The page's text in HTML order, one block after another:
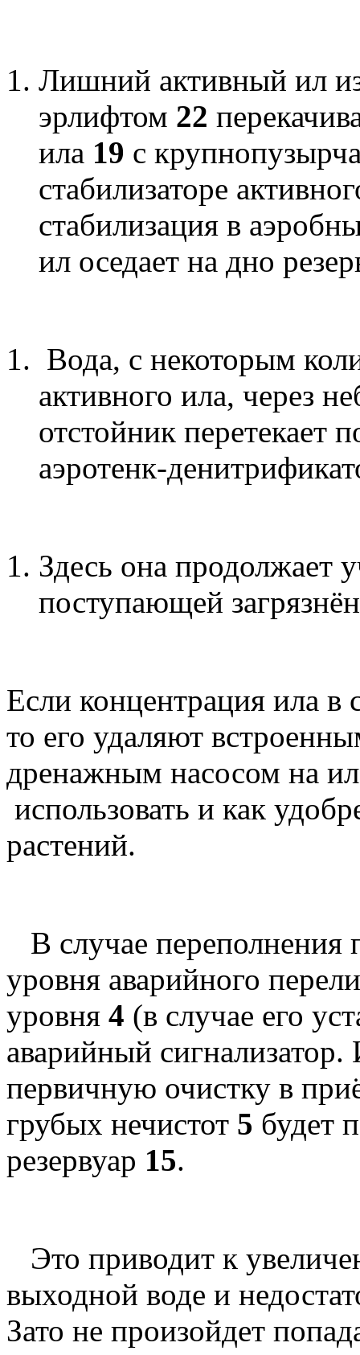
Лишний активный ил
эрлифтом 22
ила 19 с
стабилизаторе
стабилизация в
ил оседает на дно
Вода, с некоторым
активного ила, через
отстойник перетекает
аэротенк-
Здесь она продолжает
поступающей
Если концентрация ила в
то его удаляют
дренажным насосом на
использовать и как
растений.
В случае переполнения
уровня аварийного
уровня 4 (в случае его
аварийный
первичную очистку в
грубых нечистот 5 будет
резервуар 15.
Это приводит к
выходной воде и
Зато не произойдет